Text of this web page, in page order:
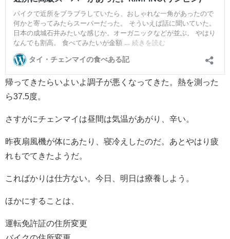
帰ってきたらいよいよ調子が悪くなってきた。熱を測った
ら37.5度。
さすがにチェンマイは昼間は気温があがり、辛い。
昨夜扇風機が体にあたり、寝冷えしたのだ。あとやはり疲
れもでてきたようだ。
こればかりは仕方ない。今日、明日は療養しよう。
ほかにすることは、
運転免許証の住所変更